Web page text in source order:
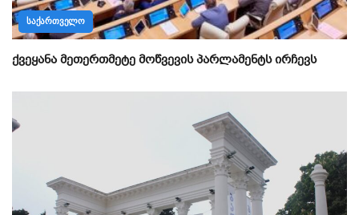
ᲡᲐᲥᲐᲠᲗᲕᲔᲚᲝ
ქვეყანა მეთერთმეტე მოწვევის პარლამენტს ირჩევს